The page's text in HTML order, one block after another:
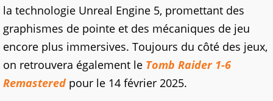
la technologie Unreal Engine 5, promettant des
graphismes de pointe et des mécaniques de jeu
encore plus immersives. Toujours du côté des jeux,
on retrouvera également le Tomb Raider 1-6
Remastered pour le 14 février 2025.